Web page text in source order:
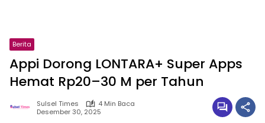
Berita
Appi Dorong LONTARA+ Super Apps
Hemat Rp20–30 M per Tahun
Sulsel Times
4 Min Baca
Desember 30, 2025